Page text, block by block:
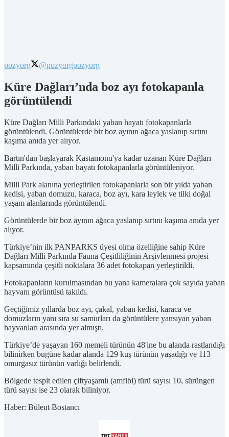
pozyorg @pozyorgpozyorg
Küre Dağları’nda boz ayı fotokapanla
görüntülendi
Küre Dağları Milli Parkındaki yaban hayatı fotokapanlarla
görüntülendi. Görüntülerde bir boz ayının ağaca yaslanıp sırtını
kaşıma anıda yer alıyor.
Bartın'dan başlayarak Kastamonu'ya kadar uzanan Küre Dağları
Milli Parkında, yaban hayatı fotokapanlarla görüntüleniyor.
Milli Park alanına yerleştirilen fotokapanlarla son bir yılda yaban
kedisi, yaban domuzu, karaca, boz ayı, kara leylek ve tilki doğal
yaşam alanlarında görüntülendi.
Görüntülerde bir boz ayının ağaca yaslanıp sırtını kaşıma anıda yer
alıyor.
Türkiye’nin ilk PANPARKS üyesi olma özelliğine sahip Küre
Dağları Milli Parkında Fauna Çeşitliliğinin Arşivlenmesi projesi
kapsamında çeşitli noktalara 36 adet fotokapan yerleştirildi.
Fotokapanların kurulmasından bu yana kameralara çok sayıda yaban
hayvanı görüntüsü takıldı.
Geçtiğimiz yıllarda boz ayı, çakal, yaban kedisi, karaca ve
domuzların yanı sıra su samurları da görüntülere yansıyan yaban
hayvanları arasında yer almıştı.
Türkiye’de yaşayan 160 memeli türünün 48'ine bu alanda rastlandığı
bilinirken bugüne kadar alanda 129 kuş türünün yaşadığı ve 113
omurgasız türünün varlığı belirlendi.
Bölgede tespit edilen çiftyaşamlı (amfibi) türü sayısı 10, sürüngen
türü sayısı ise 23 olarak biliniyor.
Haber: Bülent Bostancı